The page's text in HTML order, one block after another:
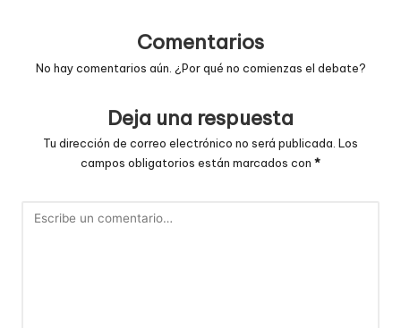
Comentarios
No hay comentarios aún. ¿Por qué no comienzas el debate?
Deja una respuesta
Tu dirección de correo electrónico no será publicada. Los
campos obligatorios están marcados con *